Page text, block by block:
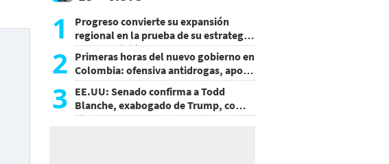
1
Progreso convierte su expansión
regional en la prueba de su estrategia
de sostenibilidad
2 Primeras horas del nuevo gobierno en
Colombia: ofensiva antidrogas, apoyo
de EE.UU. y un atentado
3 EE.UU: Senado confirma a Todd
Blanche, exabogado de Trump, como
Fiscal General